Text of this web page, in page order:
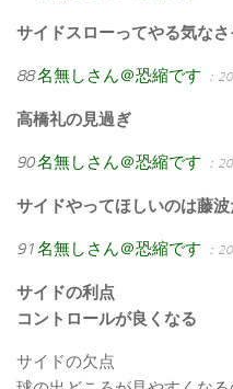
サイドスローってやる気な
88名無しさん＠恐縮です ：
高橋礼の見過ぎ
90名無しさん＠恐縮です ：
サイドやってほしいのは藤波
91名無しさん＠恐縮です ：
サイドの利点
コントロールが良くなる
サイドの欠点